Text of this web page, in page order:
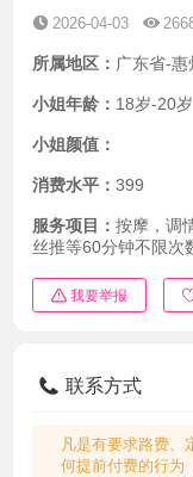
2026-04-03
所属地区： 广东省-惠
小姐年龄： 18岁-20岁
小姐颜值：
消费水平： 399
服务项目： 按摩，调
丝推等60分钟不限次
我要举报
联系方式
凡是有要求路费、
何提前付费的行为